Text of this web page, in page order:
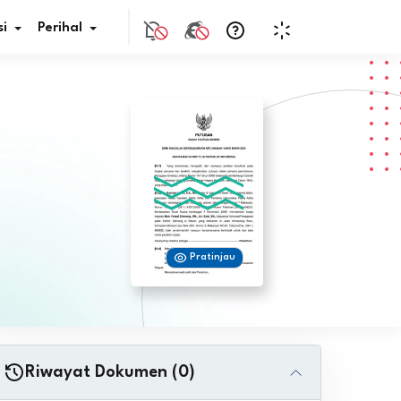
JDIH
Perihal
Pratinjau
Riwayat Dokumen (0)